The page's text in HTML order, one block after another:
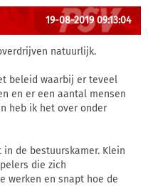
19-08-2019 09:13:04
natuurlijk.
beleid waarbij er teveel
en er een aantal mensen
heb ik het over onder
de bestuurskamer. Klein
die zich
werken en snapt hoe de